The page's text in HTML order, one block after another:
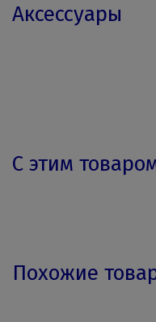
Аксессуары
С этим
Похожие